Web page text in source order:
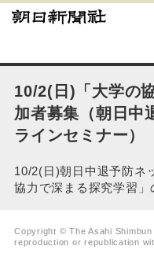
10/2(日)「大学の
加者募集（朝日中
ラインセミナー）
10/2(日)朝日中退予防ネ
協力で深まる探究学習」
Copyright © The Asahi
reproduction or republication